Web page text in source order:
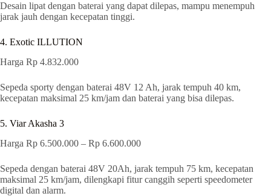
Desain lipat dengan baterai yang dapat dilepas, mampu menempuh
jarak jauh dengan kecepatan tinggi.
4. Exotic ILLUTION
Harga Rp 4.832.000
Sepeda sporty dengan baterai 48V 12 Ah, jarak tempuh 40 km,
kecepatan maksimal 25 km/jam dan baterai yang bisa dilepas.
5. Viar Akasha 3
Harga Rp 6.500.000 – Rp 6.600.000
Sepeda dengan baterai 48V 20Ah, jarak tempuh 75 km, kecepatan
maksimal 25 km/jam, dilengkapi fitur canggih seperti speedometer
digital dan alarm.